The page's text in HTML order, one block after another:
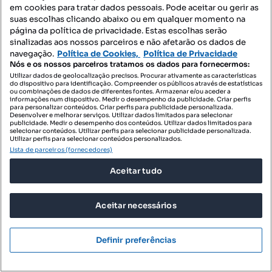
700 €7 €/m²
Quarto - localizado em Cedofeita Porto
100 m²
em cookies para tratar dados pessoais. Pode aceitar ou gerir as
suas escolhas clicando abaixo ou em qualquer momento na
página da política de privacidade. Estas escolhas serão
sinalizadas aos nossos parceiros e não afetarão os dados de
navegação. Política de Cookies, Política de Privacidade
Nós e os nossos parceiros tratamos os dados para fornecermos:
Utilizar dados de geolocalização precisos. Procurar ativamente as características
do dispositivo para identificação. Compreender os públicos através de estatísticas
ou combinações de dados de diferentes fontes. Armazenar e/ou aceder a
informações num dispositivo. Medir o desempenho da publicidade. Criar perfis
para personalizar conteúdos. Criar perfis para publicidade personalizada.
Desenvolver e melhorar serviços. Utilizar dados limitados para selecionar
publicidade. Medir o desempenho dos conteúdos. Utilizar dados limitados para
selecionar conteúdos. Utilizar perfis para selecionar publicidade personalizada.
Utilizar perfis para selecionar conteúdos personalizados.
Lista de parceiros (fornecedores)
Aceitar tudo
Aceitar necessários
Definir preferências